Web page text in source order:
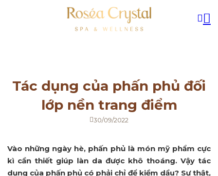
Tác dụng của phấn phủ đối
lớp nền trang điểm
30/09/2022
Vào những ngày hè, phấn phủ là món mỹ phẩm cực
kì cần thiết giúp làn da được khô thoáng. Vậy tác
dụng của phấn phủ có phải chỉ để kiềm dầu? Sự thật,